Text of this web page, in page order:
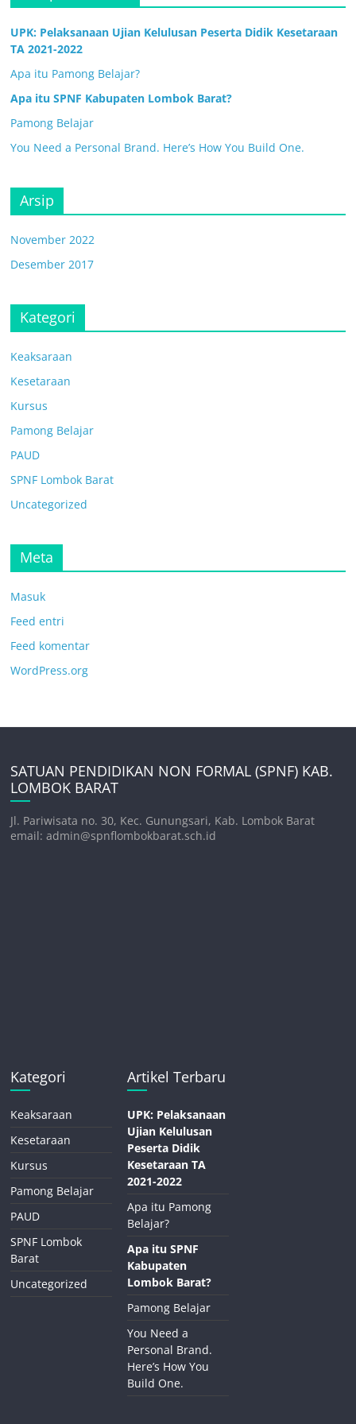
UPK: Pelaksanaan Ujian Kelulusan Peserta Didik Kesetaraan
TA 2021-2022
Apa itu Pamong Belajar?
Apa itu SPNF Kabupaten Lombok Barat?
Pamong Belajar
You Need a Personal Brand. Here’s How You Build One.
Arsip
November 2022
Desember 2017
Kategori
Keaksaraan
Kesetaraan
Kursus
Pamong Belajar
PAUD
SPNF Lombok Barat
Uncategorized
Meta
Masuk
Feed entri
Feed komentar
WordPress.org
SATUAN PENDIDIKAN NON FORMAL (SPNF) KAB.
LOMBOK BARAT
Jl. Pariwisata no. 30, Kec. Gunungsari, Kab. Lombok Barat
email: admin@spnflombokbarat.sch.id
Kategori
Keaksaraan
Kesetaraan
Kursus
Pamong Belajar
PAUD
SPNF Lombok
Barat
Uncategorized
Artikel Terbaru
UPK: Pelaksanaan
Ujian Kelulusan
Peserta Didik
Kesetaraan TA
2021-2022
Apa itu Pamong
Belajar?
Apa itu SPNF
Kabupaten
Lombok Barat?
Pamong Belajar
You Need a
Personal Brand.
Here’s How You
Build One.